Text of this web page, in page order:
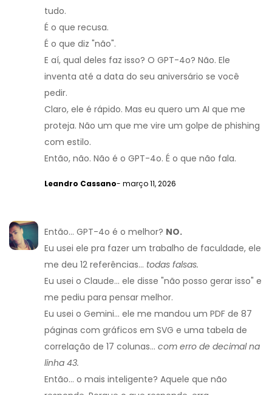
tudo.
É o que recusa.
É o que diz "não".
E aí, qual deles faz isso? O GPT-4o? Não. Ele
inventa até a data do seu aniversário se você
pedir.
Claro, ele é rápido. Mas eu quero um AI que me
proteja. Não um que me vire um golpe de phishing
com estilo.
Então, não. Não é o GPT-4o. É o que não fala.
Leandro Cassano- março 11, 2026
Então... GPT-4o é o melhor? NO.
Eu usei ele pra fazer um trabalho de faculdade, ele
me deu 12 referências... todas falsas.
Eu usei o Claude... ele disse "não posso gerar isso" e
me pediu para pensar melhor.
Eu usei o Gemini... ele me mandou um PDF de 87
páginas com gráficos em SVG e uma tabela de
correlação de 17 colunas... com erro de decimal na
linha 43.
Então... o mais inteligente? Aquele que não